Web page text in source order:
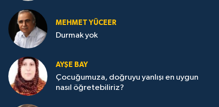
MEHMET YÜCEER
Durmak yok
AYŞE BAY
Çocuğumuza, doğruyu yanlışı en uygun
nasıl öğretebiliriz?